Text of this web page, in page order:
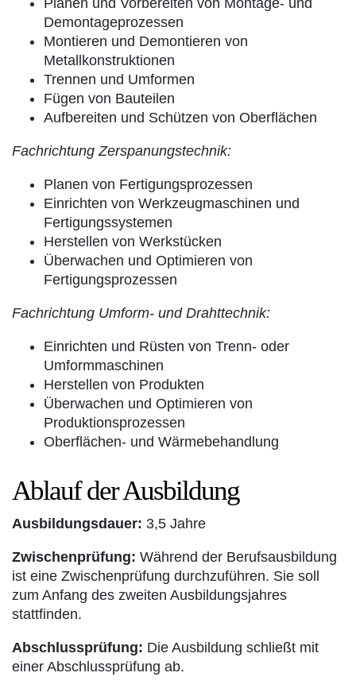
Planen und Vorbereiten von Montage- und
Demontageprozessen
Montieren und Demontieren von
Metallkonstruktionen
Trennen und Umformen
Fügen von Bauteilen
Aufbereiten und Schützen von Oberflächen
Fachrichtung Zerspanungstechnik:
Planen von Fertigungsprozessen
Einrichten von Werkzeugmaschinen und
Fertigungssystemen
Herstellen von Werkstücken
Überwachen und Optimieren von
Fertigungsprozessen
Fachrichtung Umform- und Drahttechnik:
Einrichten und Rüsten von Trenn- oder
Umformmaschinen
Herstellen von Produkten
Überwachen und Optimieren von
Produktionsprozessen
Oberflächen- und Wärmebehandlung
Ablauf der Ausbildung
Ausbildungsdauer: 3,5 Jahre
Zwischenprüfung: Während der Berufsausbildung
ist eine Zwischenprüfung durchzuführen. Sie soll
zum Anfang des zweiten Ausbildungsjahres
stattfinden.
Abschlussprüfung: Die Ausbildung schließt mit
einer Abschlussprüfung ab.